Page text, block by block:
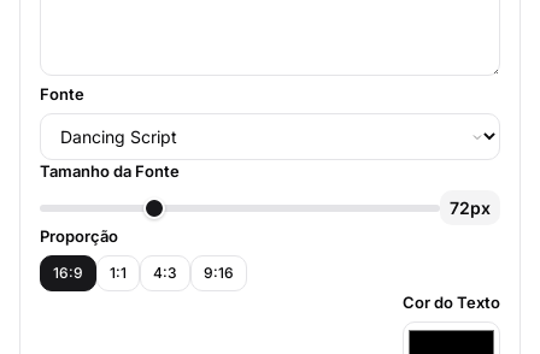
Fonte
Tamanho da Fonte
72px
Proporção
16:9 1:1 4:3 9:16
Cor do Texto